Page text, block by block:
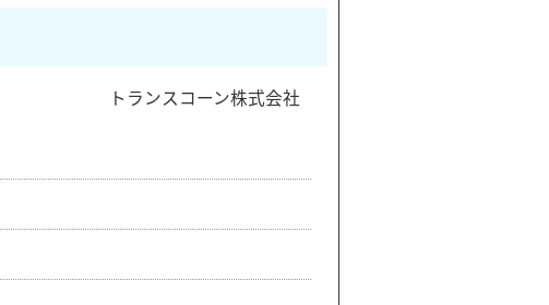
トランスコーン株式会社